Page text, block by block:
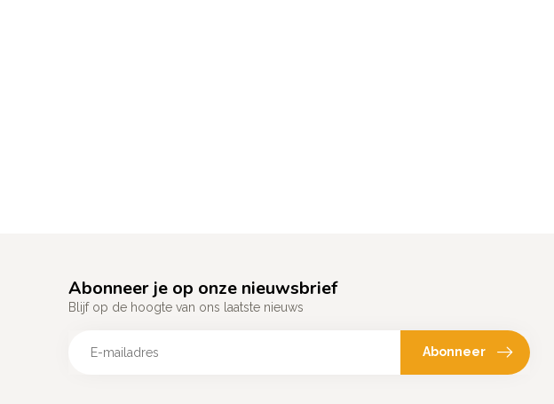
Abonneer je op onze nieuwsbrief
Blijf op de hoogte van ons laatste nieuws
Abonneer